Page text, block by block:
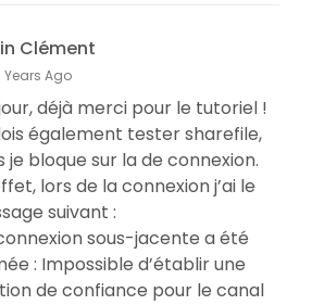
Clément
Years Ago
déjà merci pour le tutoriel !
également tester sharefile,
je bloque sur la de connexion.
lors de la connexion j’ai le
suivant :
sous-jacente a été
: Impossible d’établir une
de confiance pour le canal